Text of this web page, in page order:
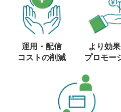
運用・配信
コストの削減
より効
プロモー